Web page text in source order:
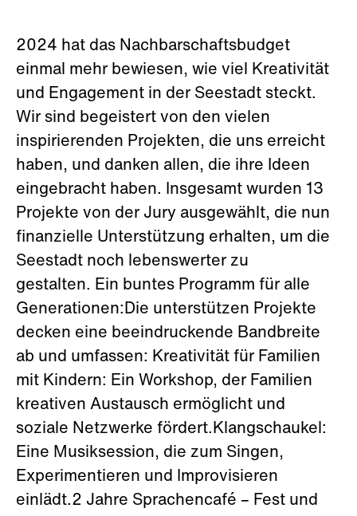
2024 hat das Nachbarschaftsbudget
einmal mehr bewiesen, wie viel Kreativität
und Engagement in der Seestadt steckt.
Wir sind begeistert von den vielen
inspirierenden Projekten, die uns erreicht
haben, und danken allen, die ihre Ideen
eingebracht haben. Insgesamt wurden 13
Projekte von der Jury ausgewählt, die nun
finanzielle Unterstützung erhalten, um die
Seestadt noch lebenswerter zu
gestalten. Ein buntes Programm für alle
Generationen:Die unterstützen Projekte
decken eine beeindruckende Bandbreite
ab und umfassen: Kreativität für Familien
mit Kindern: Ein Workshop, der Familien
kreativen Austausch ermöglicht und
soziale Netzwerke fördert.Klangschaukel:
Eine Musiksession, die zum Singen,
Experimentieren und Improvisieren
einlädt.2 Jahre Sprachencafé – Fest und